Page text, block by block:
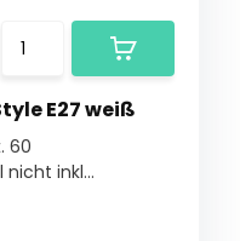
E27 weiß
60
inkl...